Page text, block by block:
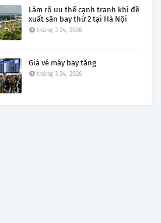
Làm rõ ưu thế cạnh tranh khi đề
xuất sân bay thứ 2 tại Hà Nội
tháng 3 24, 2026
Giá vé máy bay tăng
tháng 3 24, 2026